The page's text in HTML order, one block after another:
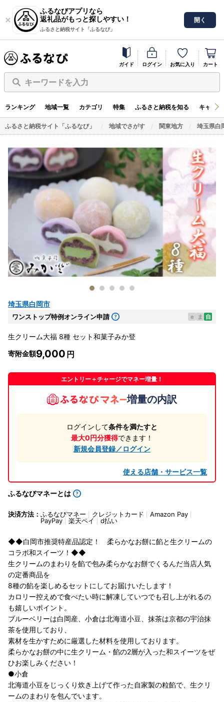
ふるなびアプリなら
返礼品がもっと探しやすい！
ふるさと納税サイト「ふるなび」
開く
ガイド ログイン お気に入り カート
キーワードを入力
ランキング 地域一覧 カテゴリ 特集 ふるさと納税を知る キャン
ふるさと納税サイト「ふるなび」 地域でさがす 関東地方 埼玉県白
埼玉県白岡市
ワンストップ特例オンライン申請 e ま 自
生クリーム大福 8種 セット和菓子みか登
寄附金額9,000
エントリー＋チャージでマネー増量！
増量の内訳
ログインして条件を満たすと
最大0円分獲得できます！
新規会員登録／ログイン
使える店舗・サービス一覧
ふるなびマネーとは
決済方法： ふるなびマネー クレジットカード
Amazon Pay
PayPay
楽天ペイ d払い
◆◆白岡市推奨特産品認定！ 柔らかなお餅に餡と生クリームの
コラボ和スイーツ！◆◆
生クリームのまわりを餡で包み柔らかなお餅でくるんだ当店人気
の定番商品を
8種の餡を楽しめるセットにしてお届けいたします！
カロリー控えめで食べたい時に解凍していつでも召し上がれるの
も嬉しいポイント。
ブルーベリーは白岡産、小倉は北海道小豆、抹茶は京都の宇治抹
茶を使用しており、
素材を生かすために厳選した材料を使用しております。
柔らかなお餅の中に生クリーム・餡の2層が入った和スイーツをぜ
ひお楽しみください！
●小倉
北海道小豆をじっくり炊き上げて作った自家製の粒餡で、生クリ
ームのまわりを包んでいます。